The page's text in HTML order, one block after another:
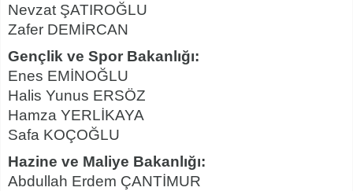
Nevzat ŞATIROĞLU
Zafer DEMİRCAN
Gençlik ve Spor Bakanlığı:
Enes EMİNOĞLU
Halis Yunus ERSÖZ
Hamza YERLİKAYA
Safa KOÇOĞLU
Hazine ve Maliye Bakanlığı:
Abdullah Erdem ÇANTİMUR